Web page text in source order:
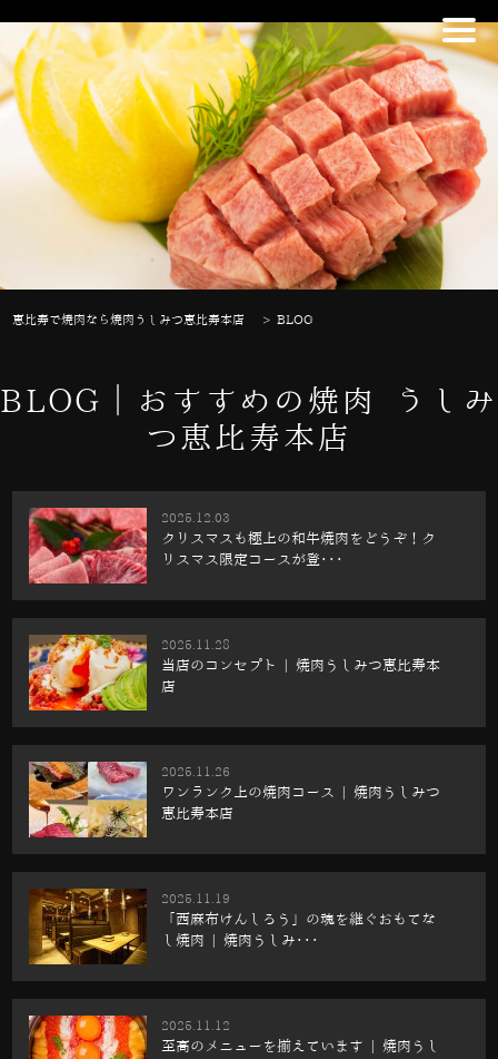
恵比寿で焼肉なら焼肉うしみつ恵比寿本店 >BLOG
BLOG｜おすすめの焼肉 うしみ
つ恵比寿本店
2025.12.03
クリスマスも極上の和牛焼肉をどうぞ！ク
リスマス限定コースが登･･･
2025.11.28
当店のコンセプト | 焼肉うしみつ恵比寿本
店
2025.11.26
ワンランク上の焼肉コース | 焼肉うしみつ
恵比寿本店
2025.11.19
「西麻布けんしろう」の魂を継ぐおもてな
し焼肉 | 焼肉うしみ･･･
2025.11.12
至高のメニューを揃えています | 焼肉うし